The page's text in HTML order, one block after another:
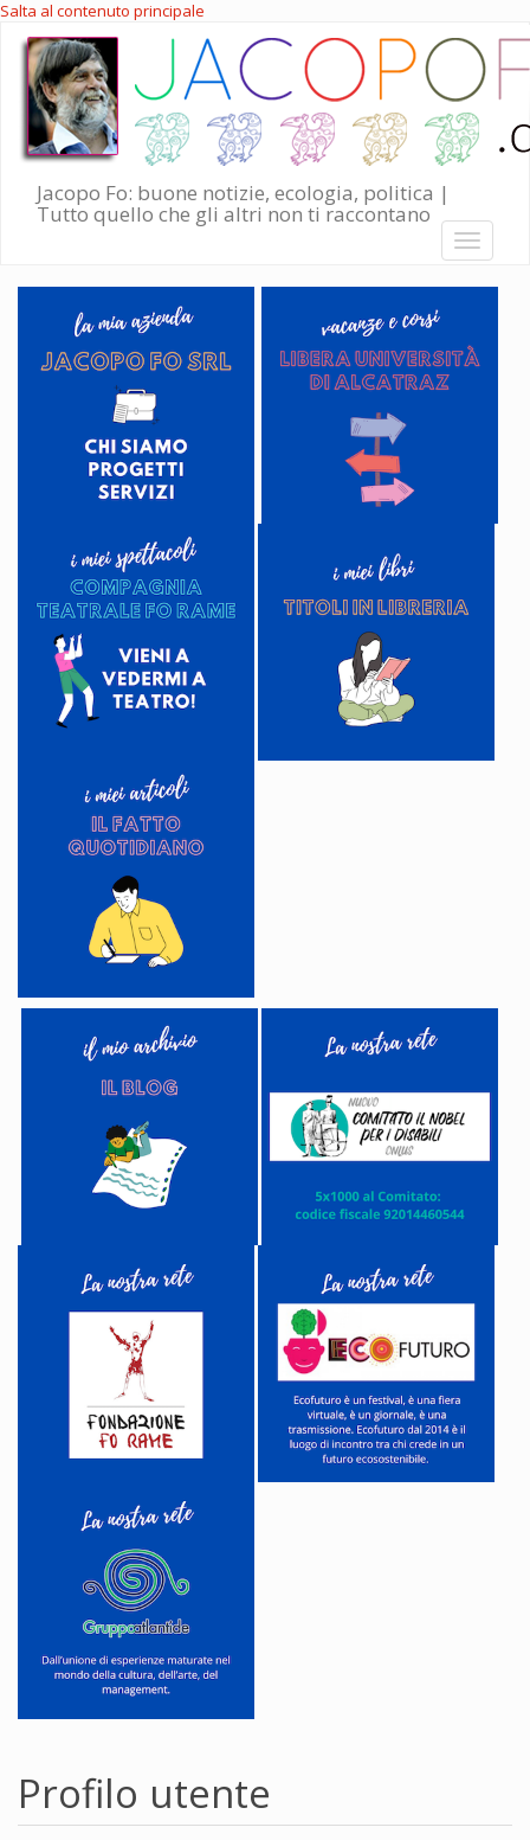
Salta al contenuto principale
Jacopo Fo: buone notizie, ecologia, politica |
Tutto quello che gli altri non ti raccontano
Toggle
Profilo utente